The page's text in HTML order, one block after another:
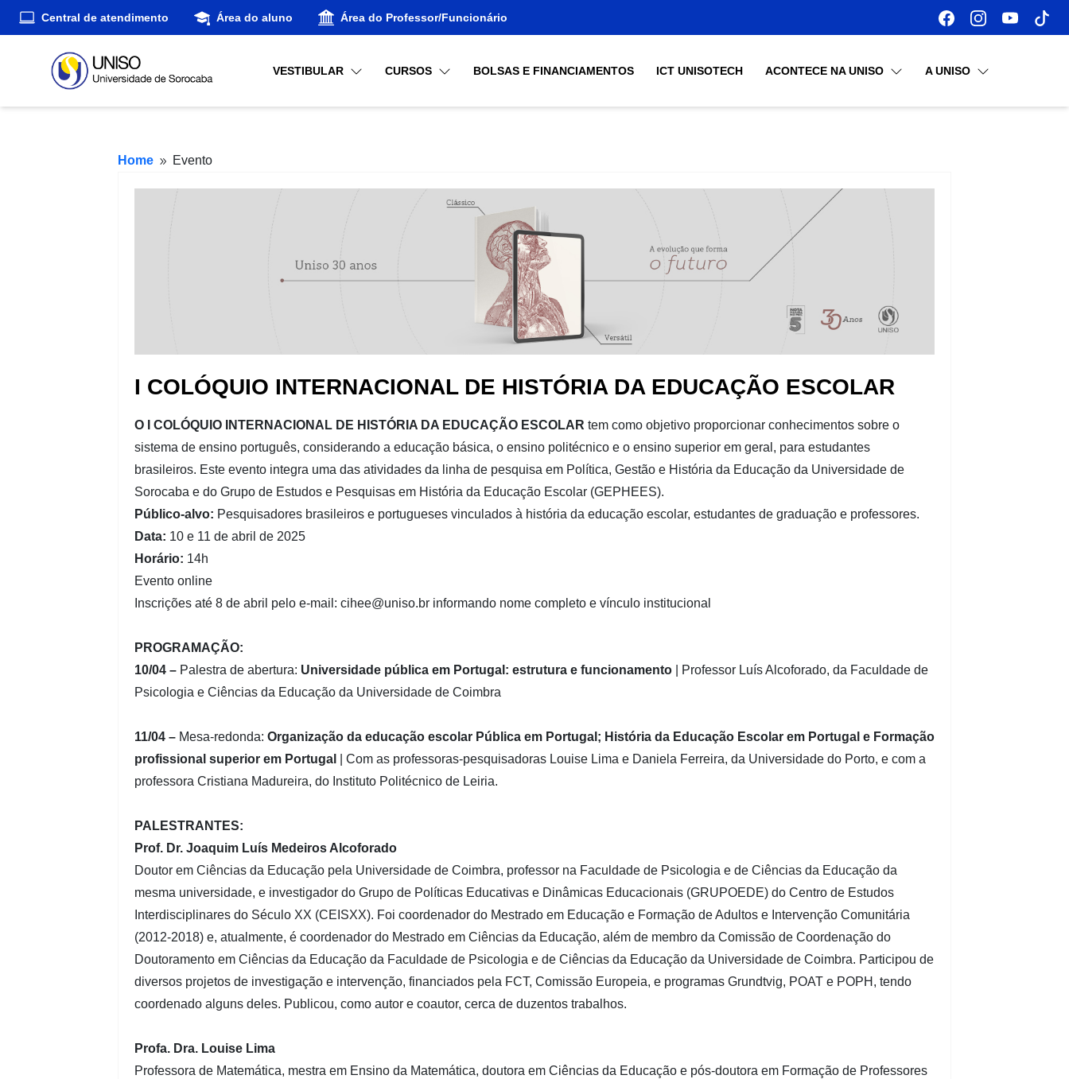
Central de atendimento Área do aluno Área do Professor/Funcionário
VESTIBULAR CURSOS BOLSAS E FINANCIAMENTOS ICT UNISOTECH ACONTECE NA UNISO A UNISO
Home 9 Evento
I COLÓQUIO INTERNACIONAL DE HISTÓRIA DA EDUCAÇÃO ESCOLAR
O I COLÓQUIO INTERNACIONAL DE HISTÓRIA DA EDUCAÇÃO ESCOLAR tem como objetivo proporcionar conhecimentos sobre o
sistema de ensino português, considerando a educação básica, o ensino politécnico e o ensino superior em geral, para estudantes
brasileiros. Este evento integra uma das atividades da linha de pesquisa em Política, Gestão e História da Educação da Universidade de
Sorocaba e do Grupo de Estudos e Pesquisas em História da Educação Escolar (GEPHEES).
Público-alvo: Pesquisadores brasileiros e portugueses vinculados à história da educação escolar, estudantes de graduação e professores.
Data: 10 e 11 de abril de 2025
Horário: 14h
Evento online
Inscrições até 8 de abril pelo e-mail: cihee@uniso.br informando nome completo e vínculo institucional
PROGRAMAÇÃO:
10/04 – Palestra de abertura: Universidade pública em Portugal: estrutura e funcionamento
| Professor Luís Alcoforado, da Faculdade de
Psicologia e Ciências da Educação da Universidade de Coimbra
11/04 – Mesa-redonda: Organização da educação escolar Pública em Portugal; História da Educação Escolar em Portugal e Formação
profissional superior em Portugal
| Com as professoras-pesquisadoras Louise Lima e Daniela Ferreira, da Universidade do Porto, e com a
professora Cristiana Madureira, do Instituto Politécnico de Leiria.
PALESTRANTES:
Prof. Dr. Joaquim Luís Medeiros Alcoforado
Doutor em Ciências da Educação pela Universidade de Coimbra, professor na Faculdade de Psicologia e de Ciências da Educação da
mesma universidade, e investigador do Grupo de Políticas Educativas e Dinâmicas Educacionais (GRUPOEDE) do Centro de Estudos
Interdisciplinares do Século XX (CEISXX). Foi coordenador do Mestrado em Educação e Formação de Adultos e Intervenção Comunitária
(2012-2018) e, atualmente, é coordenador do Mestrado em Ciências da Educação, além de membro da Comissão de Coordenação do
Doutoramento em Ciências da Educação da Faculdade de Psicologia e de Ciências da Educação da Universidade de Coimbra. Participou de
diversos projetos de investigação e intervenção, financiados pela FCT, Comissão Europeia, e programas Grundtvig, POAT e POPH, tendo
coordenado alguns deles. Publicou, como autor e coautor, cerca de duzentos trabalhos.
Profa. Dra. Louise Lima
Professora de Matemática, mestra em Ensino da Matemática, doutora em Ciências da Educação e pós-doutora em Formação de Professores